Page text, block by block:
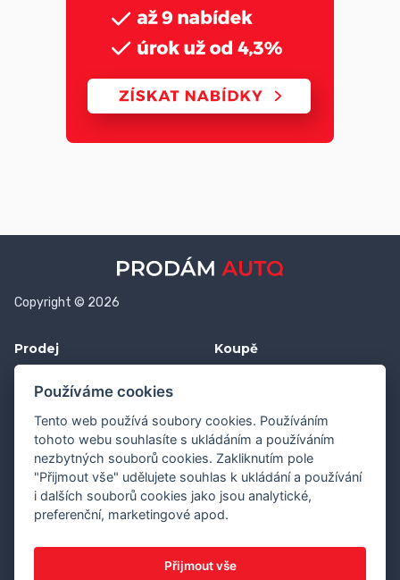
Copyright © 2026
Prodej
Pro prodejce
Premium
Koupě
Financování vozu
Pojištění vozu
Další stránky Kontakt
info@prodamauto.cz
Používáme cookies
Tento web používá soubory cookies. Používáním
tohoto webu souhlasíte s ukládáním a používáním
nezbytných souborů cookies. Zakliknutím pole
"Přijmout vše" udělujete souhlas k ukládání a používání
i dalších souborů cookies jako jsou analytické,
preferenční, marketingové apod.
Přijmout vše